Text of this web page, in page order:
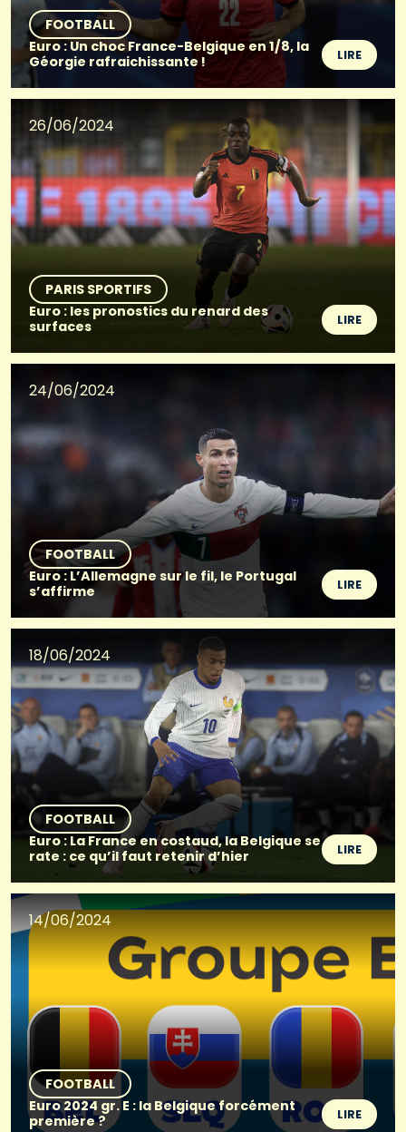
FOOTBALL
Euro : Un choc France-Belgique en 1/8, la
Géorgie rafraichissante !
LIRE
26/06/2024
PARIS SPORTIFS
Euro : les pronostics du renard des
surfaces
LIRE
24/06/2024
FOOTBALL
Euro : L’Allemagne sur le fil, le Portugal
s’affirme
LIRE
18/06/2024
FOOTBALL
Euro : La France en costaud, la Belgique se
rate : ce qu’il faut retenir d’hier
LIRE
14/06/2024
FOOTBALL
Euro 2024 gr. E : la Belgique forcément
première ?
LIRE